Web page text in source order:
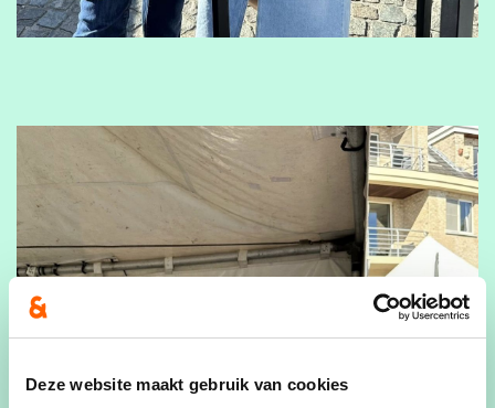
Deze website maakt gebruik van cookies